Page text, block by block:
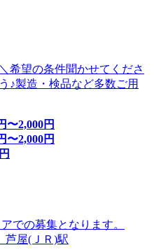
希望の条件聞かせてくださ
♪製造・検品など多数ご用
〜2,000円
〜2,000円
円
での募集となります。
芦屋(ＪＲ)駅